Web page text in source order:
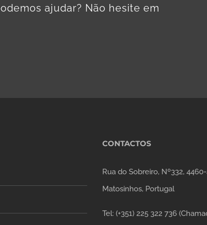
ajudar? Não hesite em
CONTACTOS
Rua do Sobreiro, Nº332,
Matosinhos, Portugal
Tel: (+351) 225 322 736